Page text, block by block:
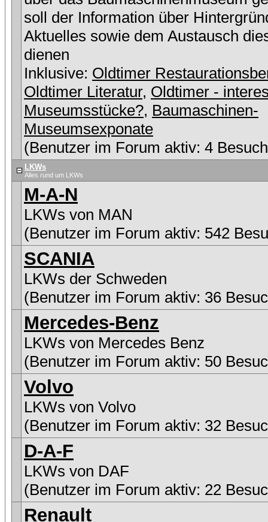
soll der Information über
Aktuelles sowie dem Austausch
dienen
Inklusive: Oldtimer
Oldtimer Literatur, Oldtimer -
Museumsstücke?, Baumaschinen-
Museumsexponate
(Benutzer im Forum aktiv: 4
LKWs
Alles rund um LKWs
M-A-N
LKWs von MAN
(Benutzer im Forum aktiv: 542
SCANIA
LKWs der Schweden
(Benutzer im Forum aktiv: 36
Mercedes-Benz
LKWs von Mercedes Benz
(Benutzer im Forum aktiv: 50
Volvo
LKWs von Volvo
(Benutzer im Forum aktiv: 32
D-A-F
LKWs von DAF
(Benutzer im Forum aktiv: 22
Renault